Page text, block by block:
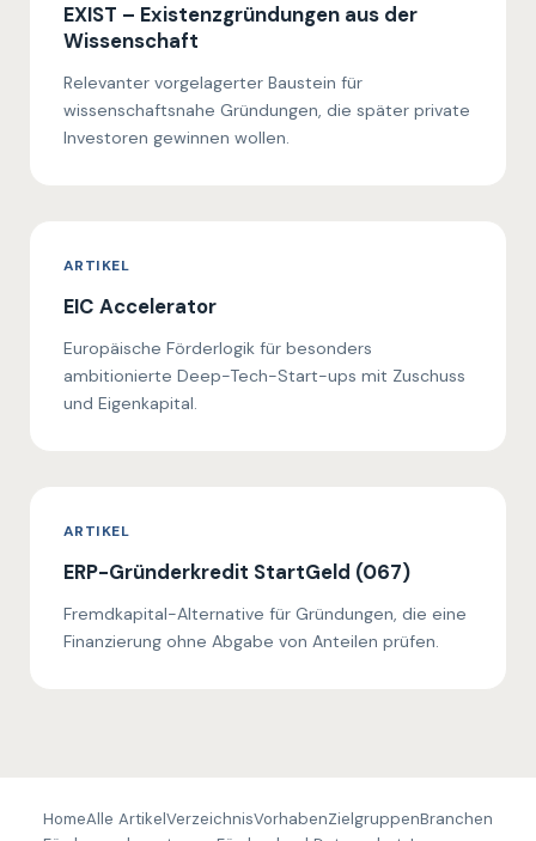
EXIST – Existenzgründungen aus der
Wissenschaft
Relevanter vorgelagerter Baustein für
wissenschaftsnahe Gründungen, die später private
Investoren gewinnen wollen.
ARTIKEL
EIC Accelerator
Europäische Förderlogik für besonders
ambitionierte Deep-Tech-Start-ups mit Zuschuss
und Eigenkapital.
ARTIKEL
ERP-Gründerkredit StartGeld (067)
Fremdkapital-Alternative für Gründungen, die eine
Finanzierung ohne Abgabe von Anteilen prüfen.
HomeAlle ArtikelVerzeichnisVorhabenZielgruppenBranchen